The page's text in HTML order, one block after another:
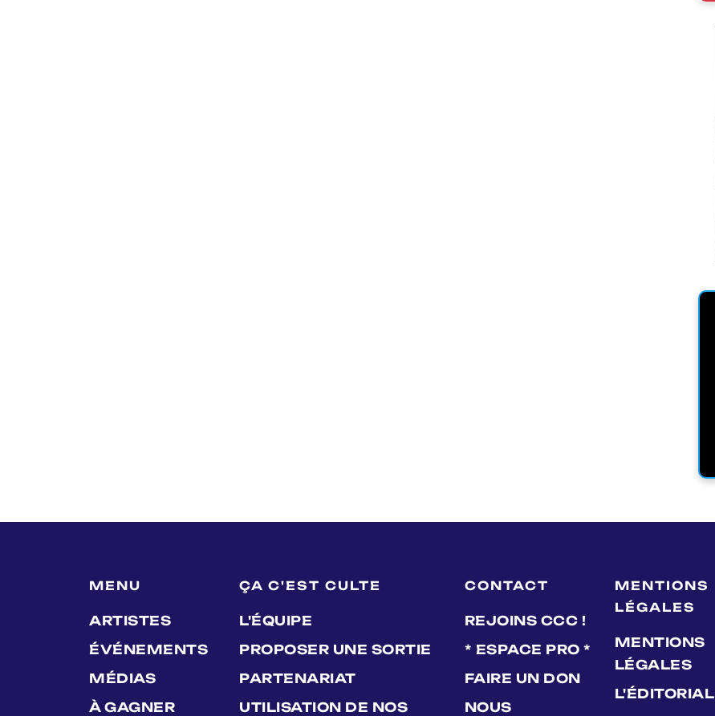
MENU
ARTISTES
ÉVÉNEMENTS
MÉDIAS
À GAGNER
ÇA C'EST CULTE
L'ÉQUIPE
PROPOSER UNE SORTIE
PARTENARIAT
UTILISATION DE NOS
CONTACT
REJOINS CCC !
* ESPACE PRO *
FAIRE UN DON
NOUS
MENTIONS
LÉGALES
MENTIONS
LÉGALES
L'ÉDITORIAL